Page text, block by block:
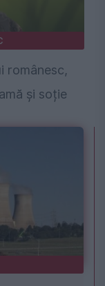
românesc,
și soție